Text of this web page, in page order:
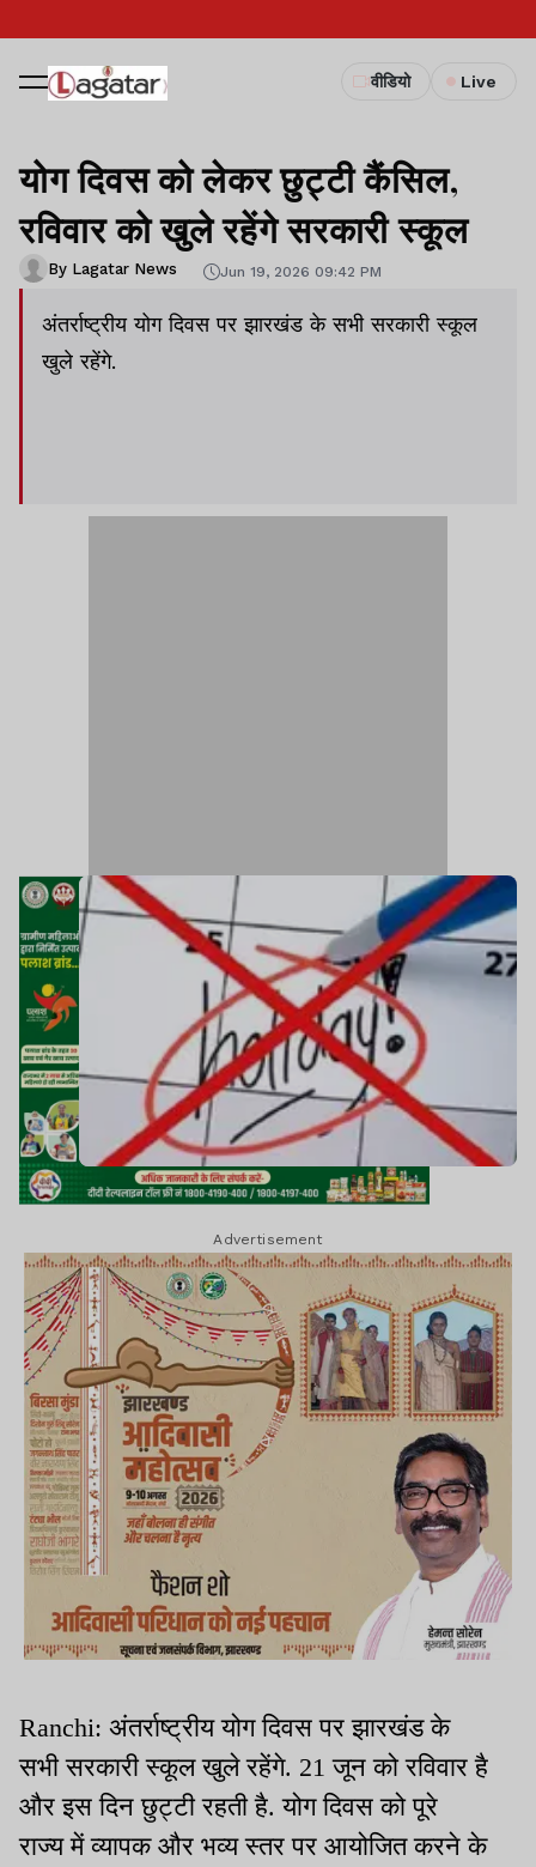
वीडियो Live
योग दिवस को लेकर छुट्टी कैंसिल,
रविवार को खुले रहेंगे सरकारी स्कूल
By Lagatar News Jun 19, 2026 09:42 PM
अंतर्राष्ट्रीय योग दिवस पर झारखंड के सभी सरकारी स्कूल
खुले रहेंगे.
Advertisement
Ranchi: अंतर्राष्ट्रीय योग दिवस पर झारखंड के
सभी सरकारी स्कूल खुले रहेंगे. 21 जून को रविवार है
और इस दिन छुट्टी रहती है. योग दिवस को पूरे
राज्य में व्यापक और भव्य स्तर पर आयोजित करने के